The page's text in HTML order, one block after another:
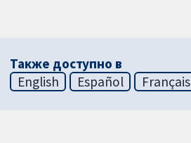
Также доступно в
English
Español Français